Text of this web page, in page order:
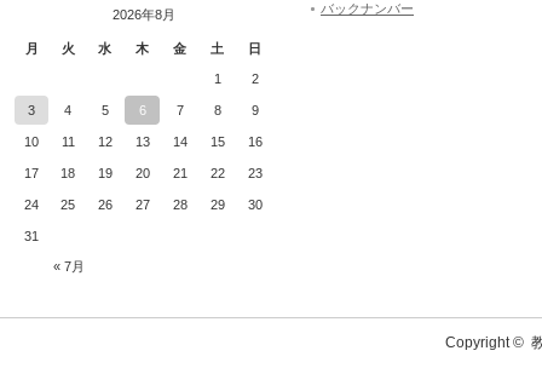
2026年8月
月 火 水 木 金 土 日
« 7月
1 2
3 4 5 6 7 8 9
10 11 12 13 14 15 16
17 18 19 20 21 22 23
24 25 26 27 28 29 30
31
バックナンバー
Copyright ©